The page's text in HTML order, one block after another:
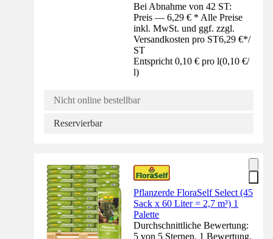
Bei Abnahme von 42 ST:
Preis — 6,29 € * Alle Preise
inkl. MwSt. und ggf. zzgl.
Versandkosten pro ST6,29 €*/
ST
Entspricht 0,10 € pro l(0,10 €/
l)
Nicht online bestellbar
Reservierbar
Pflanzerde FloraSelf Select (45
Sack x 60 Liter = 2,7 m³) 1
Palette
Durchschnittliche Bewertung:
5 von 5 Sternen. 1 Bewertung.